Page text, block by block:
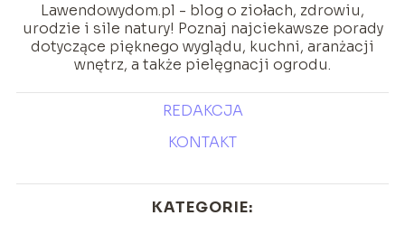
Lawendowydom.pl - blog o ziołach, zdrowiu,
urodzie i sile natury! Poznaj najciekawsze porady
dotyczące pięknego wyglądu, kuchni, aranżacji
wnętrz, a także pielęgnacji ogrodu.
REDAKCJA
KONTAKT
KATEGORIE: